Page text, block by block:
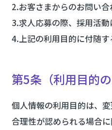
2.お客さまからのお問い
3.求人応募の際、採用活
4.上記の利用目的に付随す
第5条（利用目的の
個人情報の利用目的は、
合理性が認められる場合